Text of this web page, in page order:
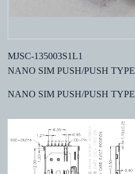
MJSC-135003S1L1
NANO SIM PUSH/PUSH TYPE
NANO SIM PUSH/PUSH TYPE